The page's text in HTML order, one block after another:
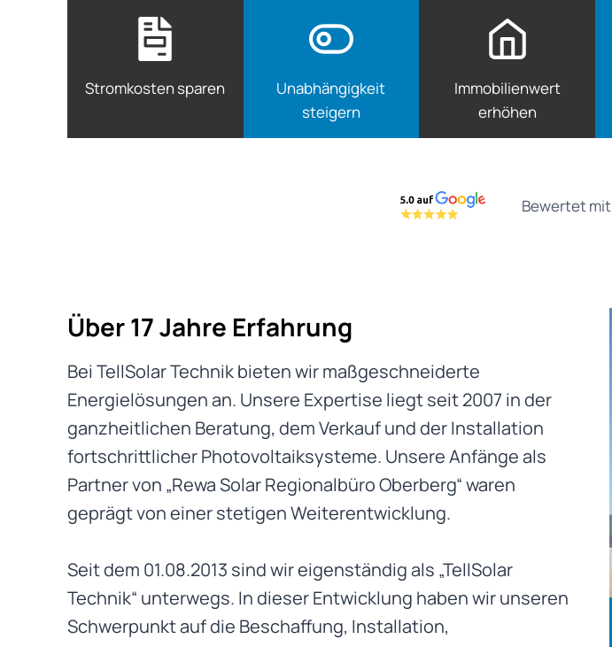
Stromkosten sparen
Unabhängigkeit
steigern
Immobilienwert
erhöhen
Bewertet mit
Über 17 Jahre Erfahrung
Bei TellSolar Technik bieten wir maßgeschneiderte
Energielösungen an. Unsere Expertise liegt seit 2007 in der
ganzheitlichen Beratung, dem Verkauf und der Installation
fortschrittlicher Photovoltaiksysteme. Unsere Anfänge als
Partner von „Rewa Solar Regionalbüro Oberberg“ waren
geprägt von einer stetigen Weiterentwicklung.
Seit dem 01.08.2013 sind wir eigenständig als „TellSolar
Technik“ unterwegs. In dieser Entwicklung haben wir unseren
Schwerpunkt auf die Beschaffung, Installation,